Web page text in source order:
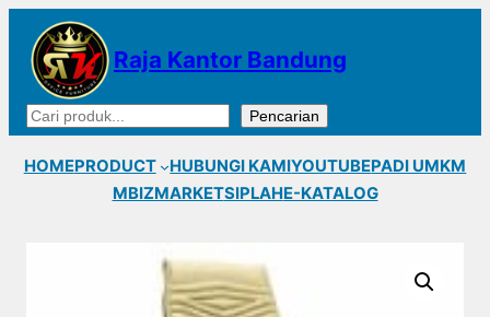
Lewati
konten
Raja Kantor Bandung
Cari Pencarian
HOMEPRODUCT HUBUNGI KAMIYOUTUBEPADI UMKM
MBIZMARKETSIPLAHE-KATALOG